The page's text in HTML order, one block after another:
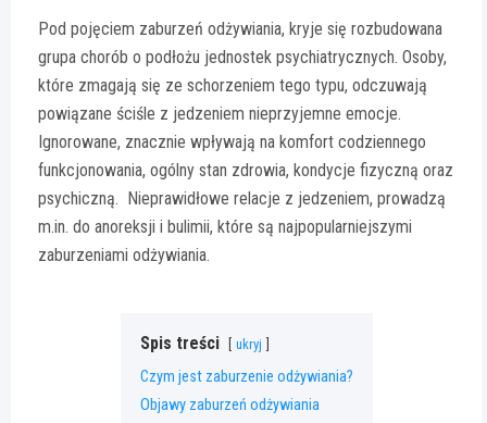
Pod pojęciem zaburzeń odżywiania, kryje się rozbudowana
grupa chorób o podłożu jednostek psychiatrycznych. Osoby,
które zmagają się ze schorzeniem tego typu, odczuwają
powiązane ściśle z jedzeniem nieprzyjemne emocje.
Ignorowane, znacznie wpływają na komfort codziennego
funkcjonowania, ogólny stan zdrowia, kondycje fizyczną oraz
psychiczną. Nieprawidłowe relacje z jedzeniem, prowadzą
m.in. do anoreksji i bulimii, które są najpopularniejszymi
zaburzeniami odżywiania.
Spis treści ukryj
Czym jest zaburzenie odżywiania?
Objawy zaburzeń odżywiania